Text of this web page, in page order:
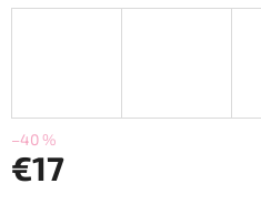
–40 %
€17